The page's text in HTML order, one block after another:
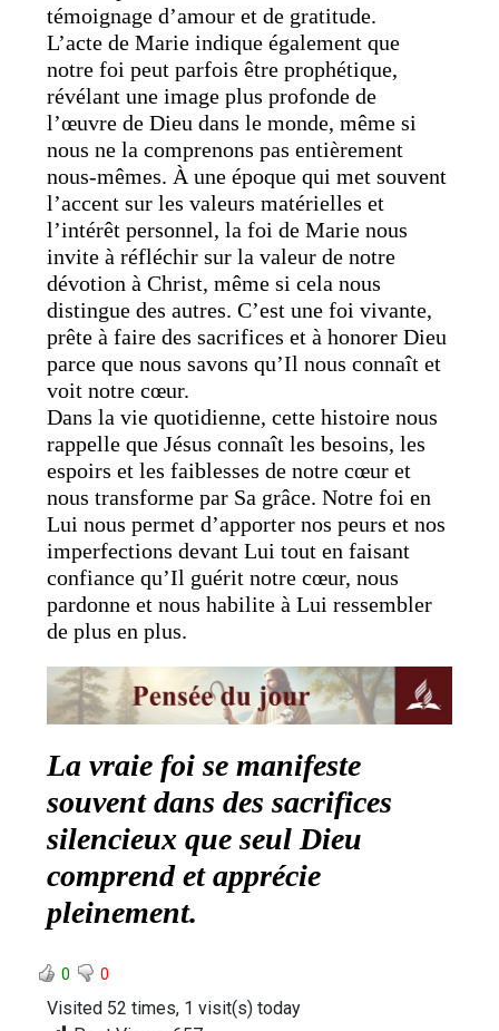
témoignage d’amour et de gratitude.
L’acte de Marie indique également que
notre foi peut parfois être prophétique,
révélant une image plus profonde de
l’œuvre de Dieu dans le monde, même si
nous ne la comprenons pas entièrement
nous-mêmes. À une époque qui met souvent
l’accent sur les valeurs matérielles et
l’intérêt personnel, la foi de Marie nous
invite à réfléchir sur la valeur de notre
dévotion à Christ, même si cela nous
distingue des autres. C’est une foi vivante,
prête à faire des sacrifices et à honorer Dieu
parce que nous savons qu’Il nous connaît et
voit notre cœur.
Dans la vie quotidienne, cette histoire nous
rappelle que Jésus connaît les besoins, les
espoirs et les faiblesses de notre cœur et
nous transforme par Sa grâce. Notre foi en
Lui nous permet d’apporter nos peurs et nos
imperfections devant Lui tout en faisant
confiance qu’Il guérit notre cœur, nous
pardonne et nous habilite à Lui ressembler
de plus en plus.
La vraie foi se manifeste
souvent dans des sacrifices
silencieux que seul Dieu
comprend et apprécie
pleinement.
0 0
Visited 52 times, 1 visit(s) today